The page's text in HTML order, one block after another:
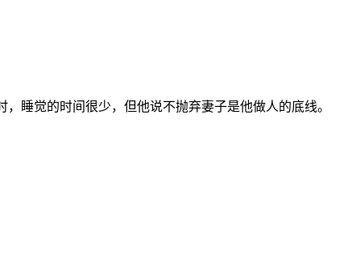
睡觉的时间很少，但他说不抛弃妻子是他做人的底线。